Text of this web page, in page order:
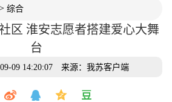
综合
区 淮安志愿者搭建爱心大舞
台
09 14:20:07 来源：我苏客户端